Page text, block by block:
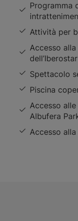
Programma
Attività per
Accesso
Spettacolo
Piscina
Accesso
Albufera
Accesso